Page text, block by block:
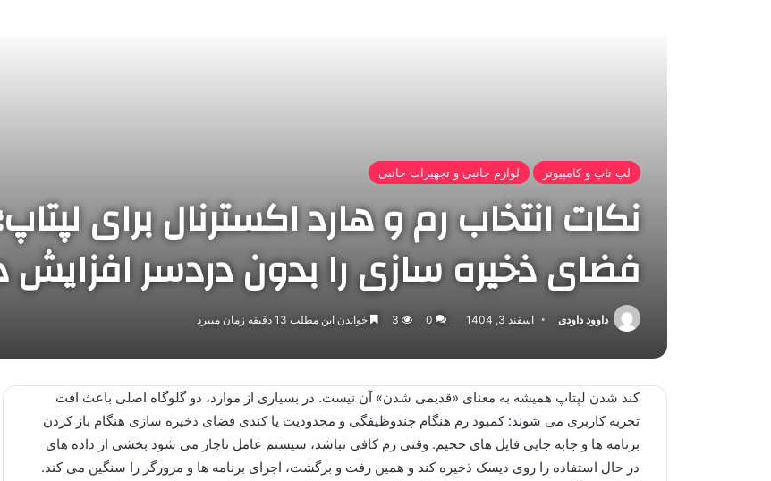
لپ تاپ و کامپیوتر لوازم جانبی و تجهیزات جانبی
نکات انتخاب رم و هارد اکسترنال برای
فضای ذخیره سازی را بدون دردسر افزایش
داوود داودی اسفند 3, 1404 0
3 خواندن این مطلب 13 دقیقه زمان میبرد
کند شدن لپتاپ همیشه به معنای «قدیمی شدن» آن نیست. در بسیاری از موارد، دو گلوگاه اصلی باعث افت
تجربه کاربری می شوند: کمبود رم هنگام چندوظیفگی و محدودیت یا کندی فضای ذخیره سازی هنگام باز کردن
برنامه ها و جابه جایی فایل های حجیم. وقتی رم کافی نباشد، سیستم عامل ناچار می شود بخشی از داده های
در حال استفاده را روی دیسک ذخیره کند و همین رفت و برگشت، اجرای برنامه ها و مرورگر را سنگین می کند.